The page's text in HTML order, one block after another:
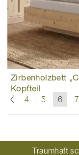
Zirbenholzbett
Kopfteil
SeiteSeite
Zurück
Seite
4 Seite
5
Sie
lesen
6 7
Traumhaft